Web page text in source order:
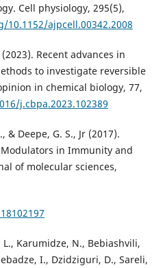
Cell physiology, 295(5),
ajpcell.00342.2008
Recent advances in
to investigate reversible
in chemical biology, 77,
j.cbpa.2023.102389
Deepe, G. S., Jr (2017).
in Immunity and
of molecular sciences,
Karumidze, N., Bebiashvili,
I., Dzidziguri, D., Sareli,